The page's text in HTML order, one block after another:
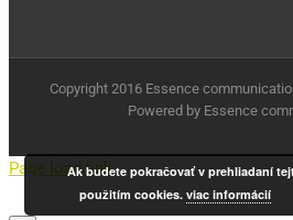
Copyright 2016 Essence
Powered by Essence
Page load linkAk budete pokračovať v prehliadaní
použitím cookies. viac informácií